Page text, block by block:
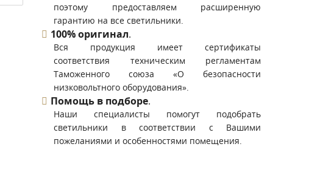
поэтому предоставляем расширенную
гарантию на все светильники.
100% оригинал.
Вся продукция имеет сертификаты
соответствия техническим регламентам
Таможенного союза «О безопасности
низковольтного оборудования».
Помощь в подборе.
Наши специалисты помогут подобрать
светильники в соответствии с Вашими
пожеланиями и особенностями помещения.